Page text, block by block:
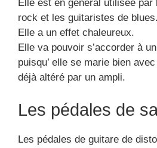
Elle est en général utilisée
rock et les guitaristes de blues.
Elle a un effet chaleureux.
Elle va pouvoir s’accorder à
puisqu’ elle se marie bien
déjà altéré par un ampli.
Les pédales de
Les pédales de guitare de